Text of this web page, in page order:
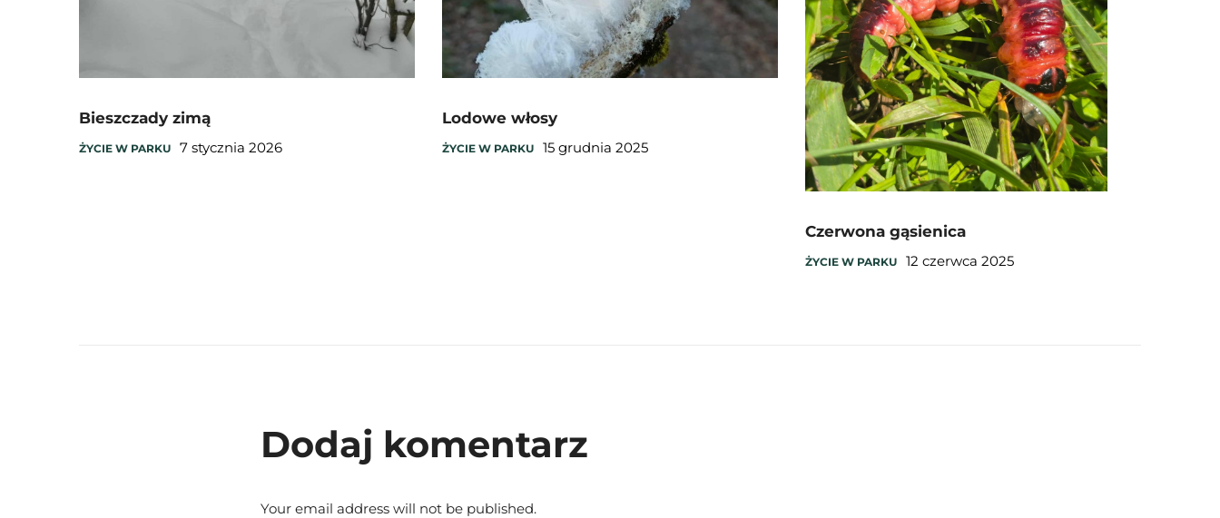
Bieszczady zimą
ŻYCIE W PARKU 7 stycznia 2026
Lodowe włosy
ŻYCIE W PARKU 15 grudnia 2025
Czerwona gąsienica
ŻYCIE W PARKU 12 czerwca 2025
Dodaj komentarz
Your email address will not be published.